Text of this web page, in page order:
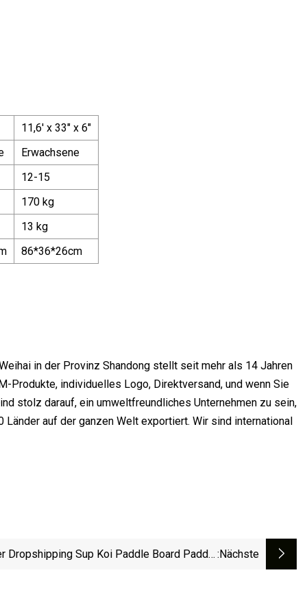
11,6' x 33" x 6"
Erwachsene
12-15
170 kg
13 kg
86*36*26cm
in der Provinz Shandong stellt seit mehr als 14 Jahren
Produkte, individuelles Logo, Direktversand, und wenn Sie
stolz darauf, ein umweltfreundliches Unternehmen zu sein,
auf der ganzen Welt exportiert. Wir sind international
Dropshipping Sup Koi Paddle Board Paddel :nächste